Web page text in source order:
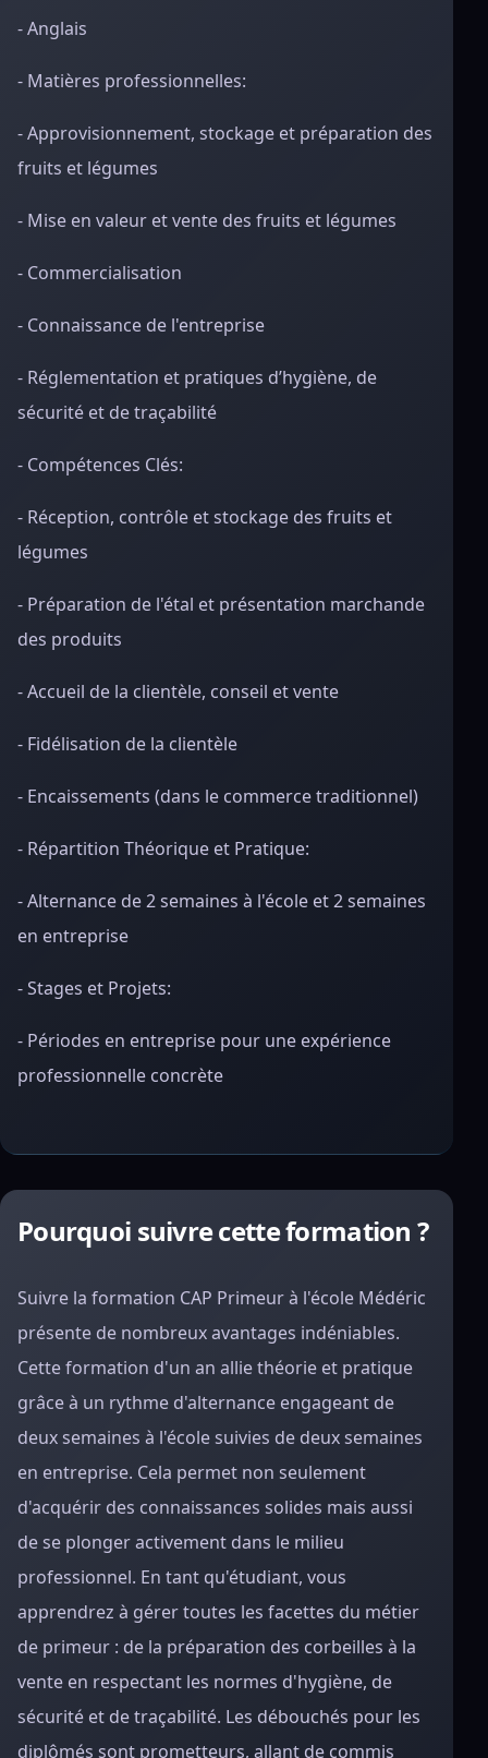
- Anglais
- Matières professionnelles:
- Approvisionnement, stockage et préparation des
fruits et légumes
- Mise en valeur et vente des fruits et légumes
- Commercialisation
- Connaissance de l'entreprise
- Réglementation et pratiques d’hygiène, de
sécurité et de traçabilité
- Compétences Clés:
- Réception, contrôle et stockage des fruits et
légumes
- Préparation de l'étal et présentation marchande
des produits
- Accueil de la clientèle, conseil et vente
- Fidélisation de la clientèle
- Encaissements (dans le commerce traditionnel)
- Répartition Théorique et Pratique:
- Alternance de 2 semaines à l'école et 2 semaines
en entreprise
- Stages et Projets:
- Périodes en entreprise pour une expérience
professionnelle concrète
Pourquoi suivre cette formation ?
Suivre la formation CAP Primeur à l'école Médéric
présente de nombreux avantages indéniables.
Cette formation d'un an allie théorie et pratique
grâce à un rythme d'alternance engageant de
deux semaines à l'école suivies de deux semaines
en entreprise. Cela permet non seulement
d'acquérir des connaissances solides mais aussi
de se plonger activement dans le milieu
professionnel. En tant qu'étudiant, vous
apprendrez à gérer toutes les facettes du métier
de primeur : de la préparation des corbeilles à la
vente en respectant les normes d'hygiène, de
sécurité et de traçabilité. Les débouchés pour les
diplômés sont prometteurs, allant de commis